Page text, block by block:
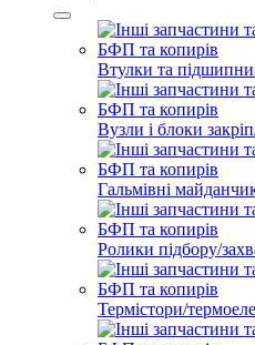
Втулки та
Вузли і блоки
Гальмівні
Ролики підбору/
Термістори/